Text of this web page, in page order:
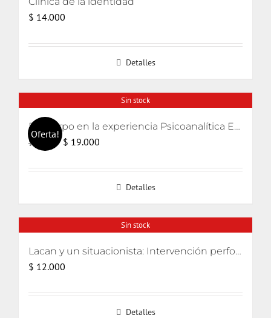
$ 14.000
Detalles
Sin stock
Oferta!
El cuerpo en la experiencia Psicoanalítica Entre Freud, Lacan y Winnicott
$
El
original
$ 19.000
actual
Detalles
Sin stock
Lacan y un situacionista: Intervención performativa de su encuentro pifiado
$ 12.000
Detalles